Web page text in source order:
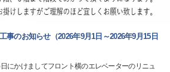
事のお知らせ（2026年9月1日～2026年9月15日
にかけましてフロント横のエレベーターのリニュ